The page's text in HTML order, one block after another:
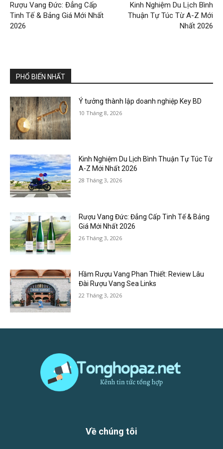
Rượu Vang Đức: Đẳng Cấp
Tinh Tế & Bảng Giá Mới Nhất
2026
Kinh Nghiệm Du Lịch Bình
Thuận Tự Túc Từ A-Z Mới
Nhất 2026
PHỔ BIẾN NHẤT
Ý tưởng thành lập doanh nghiệp Key BD
10 Tháng 8, 2026
Kinh Nghiệm Du Lịch Bình Thuận Tự Túc Từ
A-Z Mới Nhất 2026
28 Tháng 3, 2026
Rượu Vang Đức: Đẳng Cấp Tinh Tế & Bảng
Giá Mới Nhất 2026
26 Tháng 3, 2026
Hầm Rượu Vang Phan Thiết: Review Lâu
Đài Rượu Vang Sea Links
22 Tháng 3, 2026
Về chúng tôi